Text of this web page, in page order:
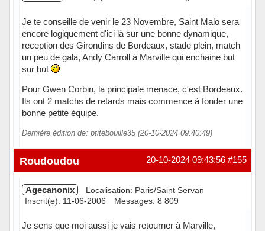
Je te conseille de venir le 23 Novembre, Saint Malo sera
encore logiquement d'ici là sur une bonne dynamique,
reception des Girondins de Bordeaux, stade plein, match
un peu de gala, Andy Carroll à Marville qui enchaine but
sur but
Pour Gwen Corbin, la principale menace, c'est Bordeaux.
Ils ont 2 matchs de retards mais commence à fonder une
bonne petite équipe.
Dernière édition de: ptitebouille35 (20-10-2024 09:40:49)
Hors ligne #155
20-10-2024 09:43:56
Roudoudou
Agecanonix
Localisation: Paris/Saint Servan
Inscrit(e): 11-06-2006
Messages: 8 809
Je sens que moi aussi je vais retourner à Marville,